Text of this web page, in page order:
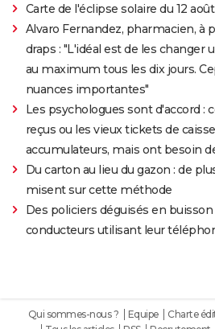
Carte de l'éclipse solaire du 12 août
Alvaro Fernandez, pharmacien, à
draps : "L'idéal est de les changer
au maximum tous les dix jours.
nuances importantes"
Les psychologues sont d'accord :
reçus ou les vieux tickets de
accumulateurs, mais ont besoin
Du carton au lieu du gazon : de
misent sur cette méthode
Des policiers déguisés en
conducteurs utilisant leur
Qui sommes-nous ? Equipe Charte